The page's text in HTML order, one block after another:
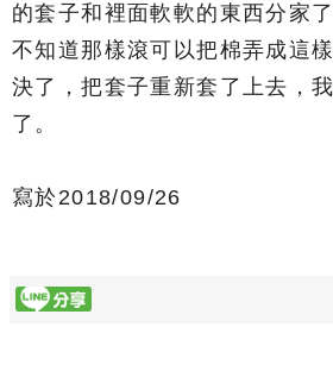
的套子和裡面軟軟的東西分家
不知道那樣滾可以把棉弄成這
決了，把套子重新套了上去，
了。
寫於2018/09/26